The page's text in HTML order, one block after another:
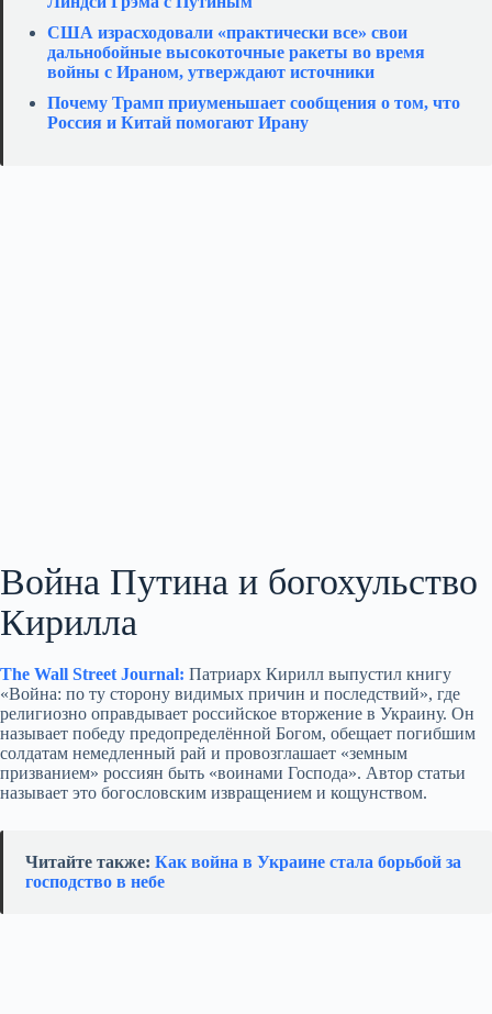
США израсходовали «практически все» свои
дальнобойные высокоточные ракеты во время
войны с Ираном, утверждают источники
Почему Трамп приуменьшает сообщения о том, что
Россия и Китай помогают Ирану
Война Путина и богохульство
Кирилла
The Wall Street Journal: Патриарх Кирилл выпустил книгу
«Война: по ту сторону видимых причин и последствий», где
религиозно оправдывает российское вторжение в Украину. Он
называет победу предопределённой Богом, обещает погибшим
солдатам немедленный рай и провозглашает «земным
призванием» россиян быть «воинами Господа». Автор статьи
называет это богословским извращением и кощунством.
Читайте также: Как война в Украине стала борьбой за
господство в небе